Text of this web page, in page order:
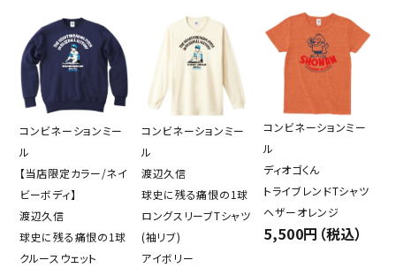
コンビネーションミー
ル
【当店限定カラー/ネイ
ビーボディ】
渡辺久信
球史に残る痛恨の1球
クルースウェット
コンビネーションミー
ル
渡辺久信
球史に残る痛恨の1球
ロングスリーブTシャツ
(袖リブ)
アイボリー
コンビネーションミー
ル
ディオゴくん
トライブレンドTシャツ
ヘザーオレンジ
5,500円（税込）